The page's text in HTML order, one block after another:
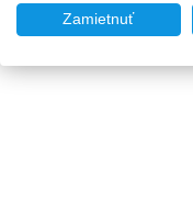
Zamietnuť